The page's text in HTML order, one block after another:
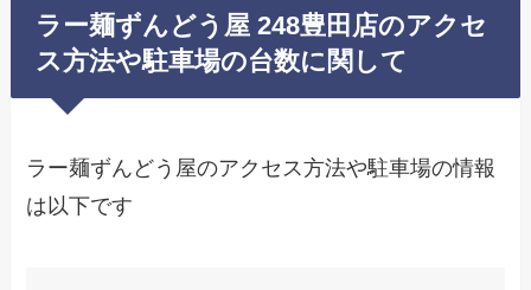
ラー麺ずんどう屋 248豊田店のアクセ
ス方法や駐車場の台数に関して
ラー麺ずんどう屋のアクセス方法や駐車場の情報
は以下です